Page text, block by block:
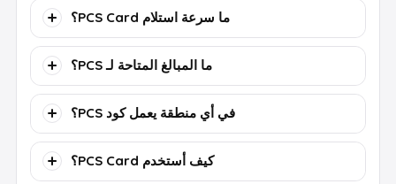
ما سرعة استلام PCS Card؟
ما المبالغ المتاحة لـ PCS؟
في أي منطقة يعمل كود PCS؟
كيف أستخدم PCS Card؟